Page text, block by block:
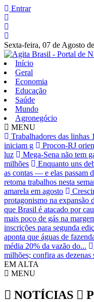
Entrar
Sexta-feira, 07 de Agosto
Início
Geral
Economia
Educação
Saúde
Mundo
Agronegócio
MENU
Trabalhadores das linhas
iniciam g
Procon-RJ
luz
Mega-Sena não tem
milhões
Enquanto uns
as contas — e elas passam
retoma trabalhos nesta
amarela em agosto
protagonismo na expansão
que Brasil é atacado por
mais poço de gás na
inscrições para segunda
aponta que águas de
média 20% da vazão do...
milhões; confira as dezenas
EM ALTA
MENU
NOTÍCIAS